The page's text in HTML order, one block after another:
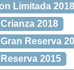
Limitada 2018
2018
Reserva
2015